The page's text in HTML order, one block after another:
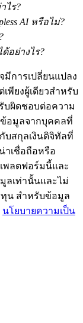
ยืดหยุ่น
ซีฟ
ไร?
AI หรือไม่?
อย่างไร?
การเปลี่ยนแปลง
พียงผู้เดียวสำหรับ
บผิดชอบต่อความ
ข้อมูลจากบุคคลที่
บสกุลเงินดิจิทัลที่
าเชื่อถือหรือ
พลตฟอร์มนี้และ
ลเท่านั้นและไม่
ทุน สำหรับข้อมูล
นโยบายความเป็น